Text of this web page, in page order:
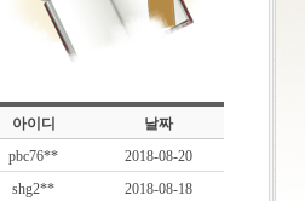
아이디
날짜
pbc76**
2018-08-20
shg2**
2018-08-18